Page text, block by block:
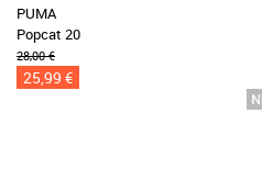
PUMA
Popcat 20
28,00 €
25,99 €